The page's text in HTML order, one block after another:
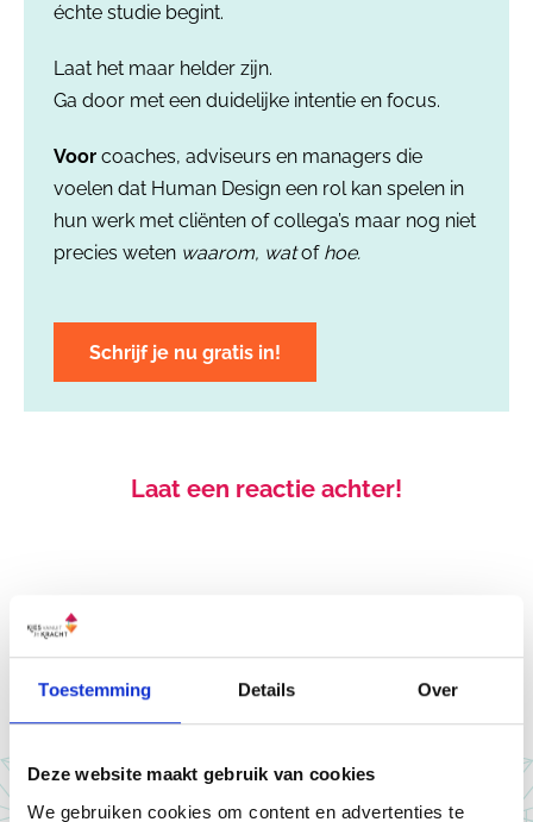
Toestemming Details Over
Deze website maakt gebruik van cookies
We gebruiken cookies om content en advertenties te
échte studie begint.
Laat het maar helder zijn.
Ga door met een duidelijke intentie en focus.
Voor coaches, adviseurs en managers die
voelen dat Human Design een rol kan spelen in
hun werk met cliënten of collega’s maar nog niet
precies weten waarom, watof hoe.
Schrijf je nu gratis in!
Laat een reactie achter!